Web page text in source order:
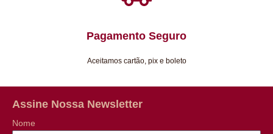
Pagamento Seguro
Aceitamos cartão, pix e boleto
Assine Nossa Newsletter
Nome